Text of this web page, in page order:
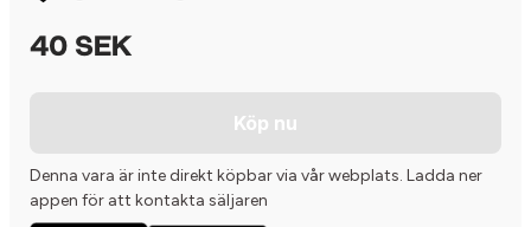
40 SEK
Köp nu
Denna vara är inte direkt köpbar via vår webplats. Ladda ner
appen för att kontakta säljaren